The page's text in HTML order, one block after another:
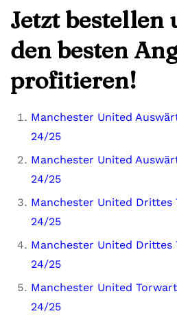
Jetzt bestellen
den besten
profitieren!
Manchester United
24/25
Manchester United
24/25
Manchester United
24/25
Manchester United
24/25
Manchester United
24/25